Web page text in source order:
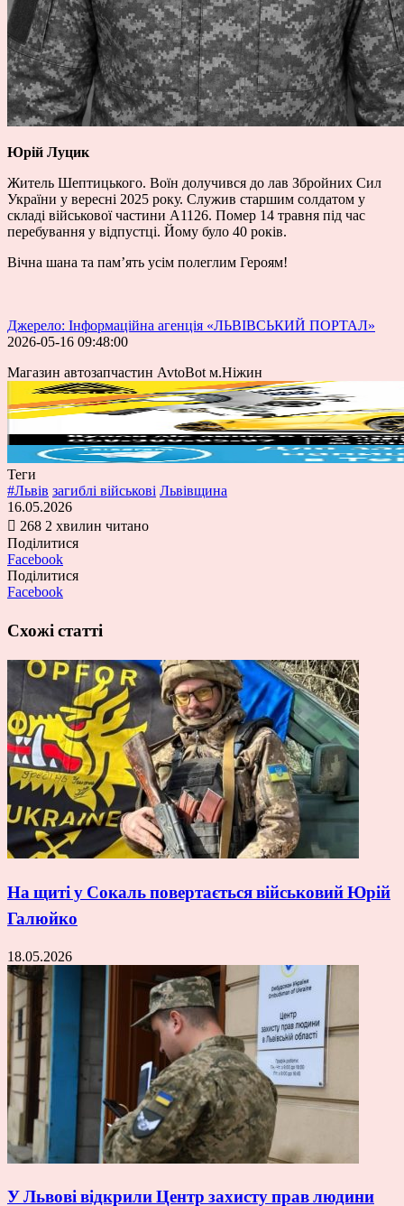
Юрій Луцик
Житель Шептицького. Воїн долучився до лав Збройних Сил
України у вересні 2025 року. Служив старшим солдатом у
складі військової частини А1126. Помер 14 травня під час
перебування у відпустці. Йому було 40 років.
Вічна шана та пам’ять усім полеглим Героям!
Джерело: Інформаційна агенція «ЛЬВІВСЬКИЙ ПОРТАЛ»
2026-05-16 09:48:00
Магазин автозапчастин AvtoBot м.Ніжин
Теги
#Львів загиблі військові Львівщина
16.05.2026
268 2 хвилин читано
Поділитися
Facebook
Поділитися
Facebook
Схожі статті
На щиті у Сокаль повертається військовий Юрій
Галюйко
18.05.2026
У Львові відкрили Центр захисту прав людини